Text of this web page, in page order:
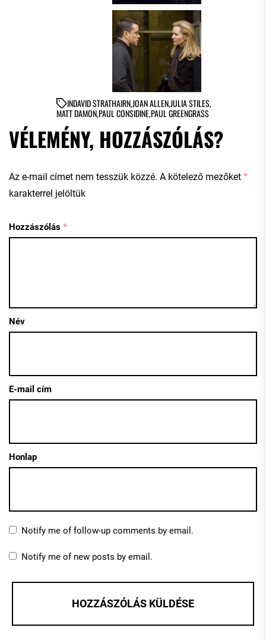
INDAVID STRATHAIRN,JOAN ALLEN,JULIA STILES,
MATT DAMON,PAUL CONSIDINE,PAUL GREENGRASS
VÉLEMÉNY, HOZZÁSZÓLÁS?
Az e-mail címet nem tesszük közzé. A kötelező mezőket *
karakterrel jelöltük
Hozzászólás *
Név
E-mail cím
Honlap
Notify me of follow-up comments by email.
Notify me of new posts by email.